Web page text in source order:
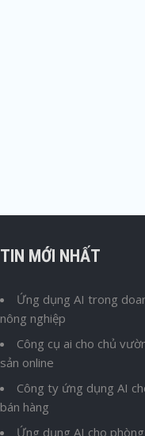
TIN MỚI NHẤT
Ứng dụng AI trong
nông nghiệp
Công cụ ai cho chủ
sản online
Công ty ứng dụng AI
bán hàng
Ứng dụng AI cho